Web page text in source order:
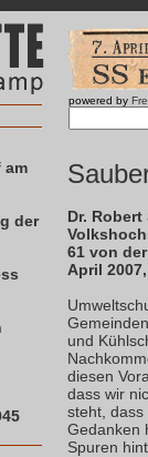
powered by
am
der
Dr.
61 von
April
und
diesen
dass wir
steht, dass
Gedanken
Spuren